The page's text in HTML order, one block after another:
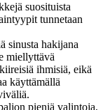
suosituista
tunnetaan
sinusta hakijana
miellyttävä
ihmisiä, eikä
käyttämällä
pieniä valintoja,